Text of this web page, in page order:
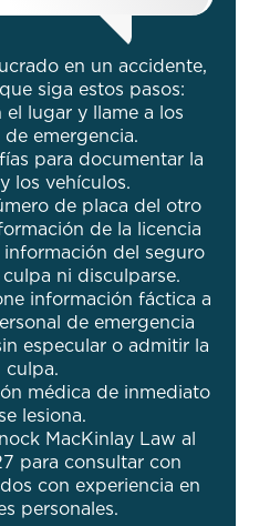
en un accidente,
siga estos pasos:
el lugar y llame a los
de emergencia.
para documentar la
los vehículos.
de placa del otro
de la licencia
del seguro
ni disculparse.
información fáctica a
de emergencia
especular o admitir la
culpa.
médica de inmediato
lesiona.
MacKinlay Law al
para consultar con
con experiencia en
personales.